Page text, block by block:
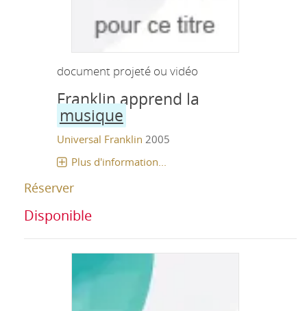
document projeté ou vidéo
Franklin apprend la
musique
Universal Franklin 2005
Plus d'information...
Réserver
Disponible